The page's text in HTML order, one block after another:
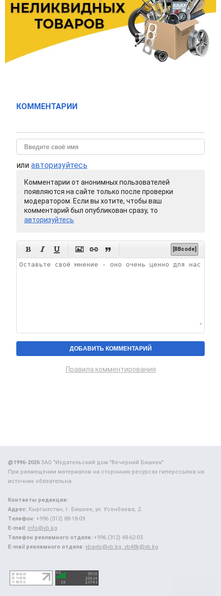
КОММЕНТАРИИ
или авторизуйтесь
Комментарии от анонимных пользователей
появляются на сайте только после проверки
модератором. Если вы хотите, чтобы ваш
комментарий был опубликован сразу, то
авторизуйтесь
      [BBcode]
Правила комментирования
@1996-2026ЗАО "Издательский дом "Вечерний Бишкек"
При размещении материалов на сторонних ресурсах гиперссылка на
источник обязательна.
Контакты редакции:
Адрес: Кыргызстан, г. Бишкек, ул. Усенбаева, 2.
Телефон: +996 (312) 88-18-09.
E-mail: info@vb.kg
Телефон рекламного отдела: +996 (312) 48-62-03.
E-mail рекламного отдела: vbavto@vb.kg, vb48k@vb.kg